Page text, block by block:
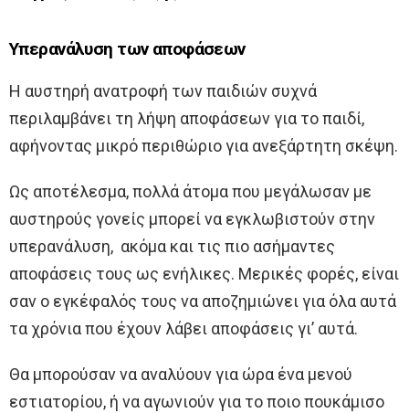
Υπερανάλυση των αποφάσεων
Η αυστηρή ανατροφή των παιδιών συχνά
περιλαμβάνει τη λήψη αποφάσεων για το παιδί,
αφήνοντας μικρό περιθώριο για ανεξάρτητη σκέψη.
Ως αποτέλεσμα, πολλά άτομα που μεγάλωσαν με
αυστηρούς γονείς μπορεί να εγκλωβιστούν στην
υπερανάλυση, ακόμα και τις πιο ασήμαντες
αποφάσεις τους ως ενήλικες. Μερικές φορές, είναι
σαν ο εγκέφαλός τους να αποζημιώνει για όλα αυτά
τα χρόνια που έχουν λάβει αποφάσεις γι’ αυτά.
Θα μπορούσαν να αναλύουν για ώρα ένα μενού
εστιατορίου, ή να αγωνιούν για το ποιο πουκάμισο